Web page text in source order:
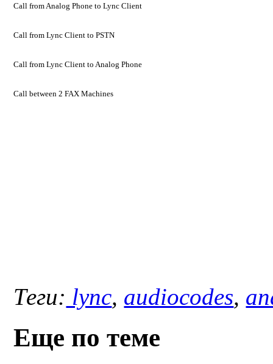
Call from Analog Phone to Lync Client
Call from Lync Client to PSTN
Call from Lync Client to Analog Phone
Call between 2 FAX Machines
Теги: lync, audiocodes,
Еще по теме